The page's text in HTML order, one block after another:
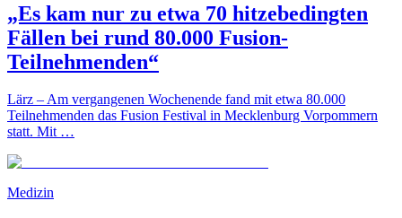
„Es kam nur zu etwa 70 hitzebedingten
Fällen bei rund 80.000 Fusion-
Teilnehmenden“
Lärz – Am vergangenen Wochenende fand mit etwa 80.000
Teilnehmenden das Fusion Festival in Mecklenburg Vorpommern
statt. Mit …
Medizin